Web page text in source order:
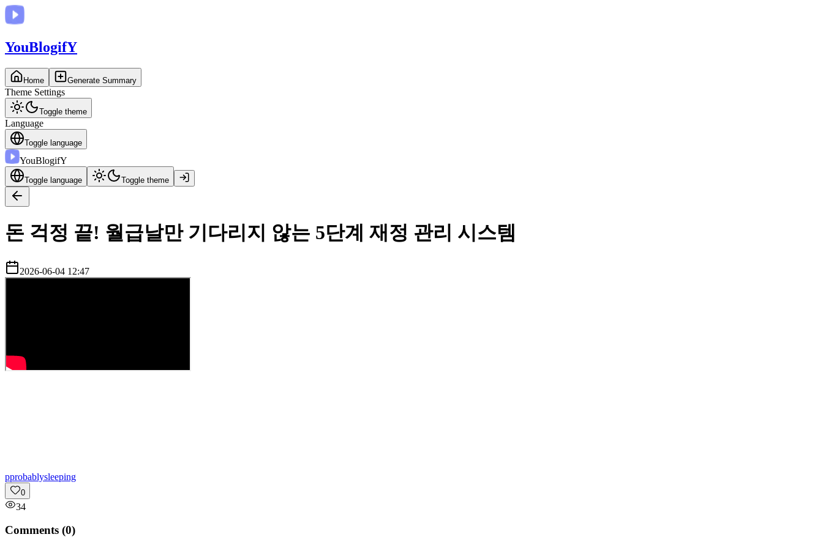
YouBlogifY
Home Generate Summary
Theme Settings
Toggle theme
Language
Toggle language
YouBlogifY
Toggle language Toggle theme
돈 걱정 끝! 월급날만 기다리지 않는 5단계 재정 관리 시스템
2026-06-04 12:47
pprobablysleeping
0
34
Comments (0)